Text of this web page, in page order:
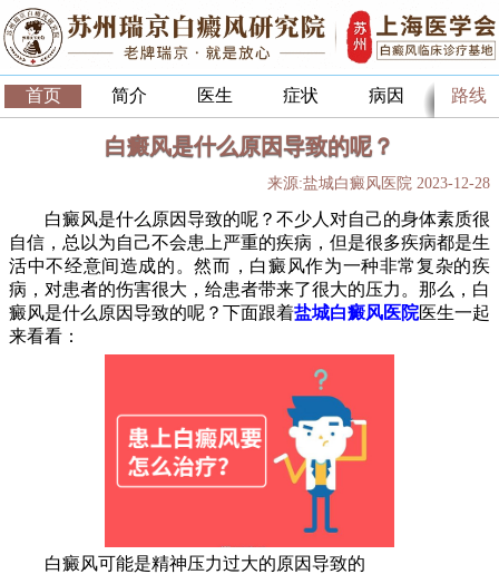
首页 简介 医生 症状 病因 路线
白癜风是什么原因导致的呢？
来源:盐城白癜风医院 2023-12-28
白癜风是什么原因导致的呢？不少人对自己的身体素质很
自信，总以为自己不会患上严重的疾病，但是很多疾病都是生
活中不经意间造成的。然而，白癜风作为一种非常复杂的疾
病，对患者的伤害很大，给患者带来了很大的压力。那么，白
癜风是什么原因导致的呢？下面跟着盐城白癜风医院医生一起
来看看：
白癜风可能是精神压力过大的原因导致的